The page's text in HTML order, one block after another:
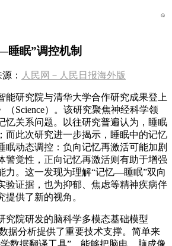
睡眠”调控机制
： 人民网－人民日报海外版
能研究院与清华大学合作研究成果登上
（Science）。该研究聚焦神经科学领
忆关系问题。以往研究普遍认为，睡眠
而此次研究进一步揭示，睡眠中的记忆
眠动态调控：负向记忆再激活可能加剧
警觉性，正向记忆再激活则有助于增强
力。这一发现为理解“记忆—睡眠”双向
验证据，也为抑郁、焦虑等精神疾病伴
供了新的视角。
究院研发的脑科学多模态基础模型
据分析提供了重要技术支撑。简单来